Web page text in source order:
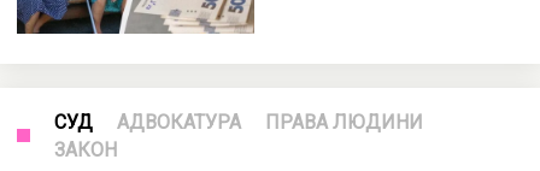
СУД АДВОКАТУРА
ПРАВА ЛЮДИНИ
ЗАКОН